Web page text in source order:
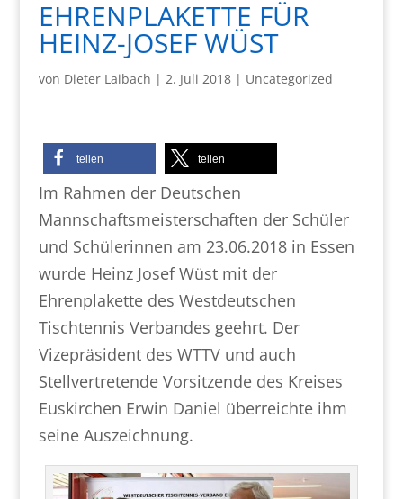
EHRENPLAKETTE FÜR
HEINZ-JOSEF WÜST
von Dieter Laibach | 2. Juli 2018| Uncategorized
teilen teilen
Im Rahmen der Deutschen
Mannschaftsmeisterschaften der Schüler
und Schülerinnen am 23.06.2018 in Essen
wurde Heinz Josef Wüst mit der
Ehrenplakette des Westdeutschen
Tischtennis Verbandes geehrt. Der
Vizepräsident des WTTV und auch
Stellvertretende Vorsitzende des Kreises
Euskirchen Erwin Daniel überreichte ihm
seine Auszeichnung.